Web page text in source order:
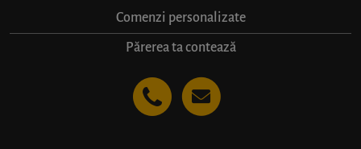
Comenzi personalizate
Părerea ta contează